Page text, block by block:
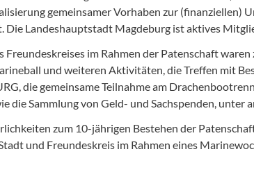
gemeinsamer Vorhaben zur
Die Landeshauptstadt Magdeburg ist aktives
im Rahmen der Patenschaft
und weiteren Aktivitäten, die Treffen mit
die gemeinsame Teilnahme am
die Sammlung von Geld- und Sachspenden,
zum 10-jährigen Bestehen der
und Freundeskreis im Rahmen eines